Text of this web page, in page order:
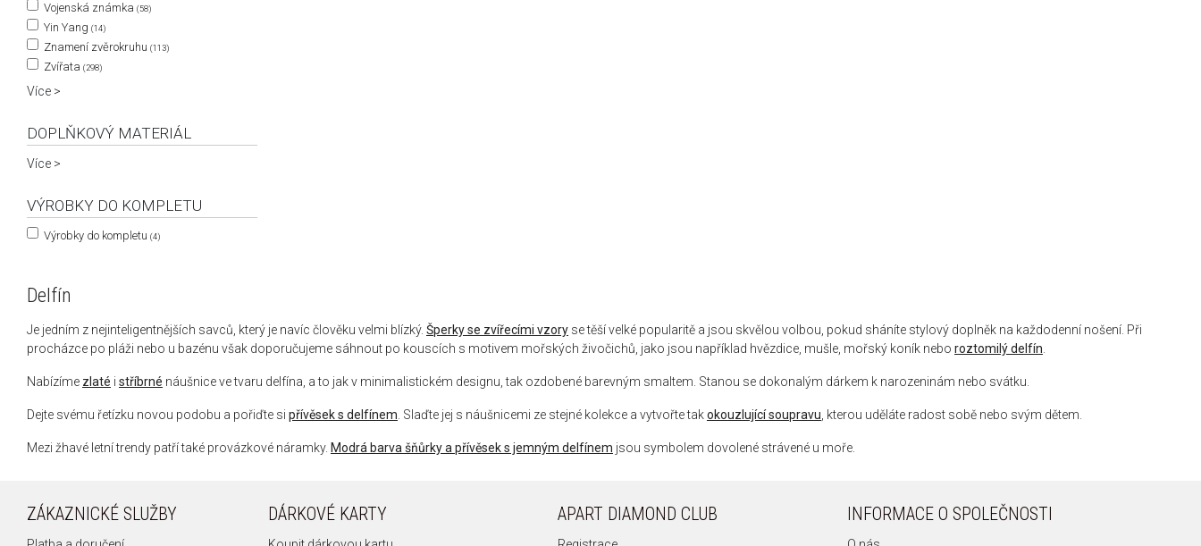
Vojenská známka (58)
Yin Yang (14)
Znamení zvěrokruhu (113)
Zvířata (298)
Více >
DOPLŇKOVÝ MATERIÁL
Více >
VÝROBKY DO KOMPLETU
Výrobky do kompletu (4)
Delfín
Je jedním z nejinteligentnějších savců, který je navíc člověku velmi blízký. Šperky se zvířecími vzory se těší velké popularitě a jsou skvělou volbou, pokud sháníte stylový doplněk na každodenní nošení. Při
procházce po pláži nebo u bazénu však doporučujeme sáhnout po kouscích s motivem mořských živočichů, jako jsou například hvězdice, mušle, mořský koník nebo roztomilý delfín
Nabízíme zlaté i stříbrné náušnice ve tvaru delfína, a to jak v minimalistickém designu, tak ozdobené barevným smaltem. Stanou se dokonalým dárkem k narozeninám nebo svátku.
Dejte svému řetízku novou podobu a pořiďte si přívěsek s delfínem . Slaďte jej s náušnicemi ze stejné kolekce a vytvořte takokouzlující soupravu , kterou uděláte radost sobě nebo svým dětem.
Mezi žhavé letní trendy patří také provázkové náramky. Modrá barva šňůrky a přívěsek s jemným delfínem jsou symbolem dovolené strávené u moře.
ZÁKAZNICKÉ SLUŽBY DÁRKOVÉ KARTY APART DIAMOND CLUB INFORMACE O SPOLEČNOSTI